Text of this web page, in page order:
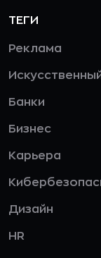
ТЕГИ
Реклама
Банки
Бизнес
Карьера
Дизайн
HR